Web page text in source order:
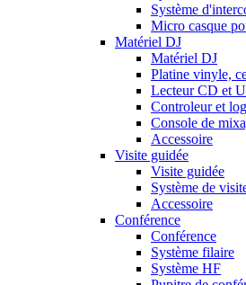
Système
Micro casque
Matériel DJ
Matériel DJ
Platine vinyle,
Lecteur CD et
Controleur et
Console de
Accessoire
Visite guidée
Visite guidée
Système de
Accessoire
Conférence
Conférence
Système filaire
Système HF